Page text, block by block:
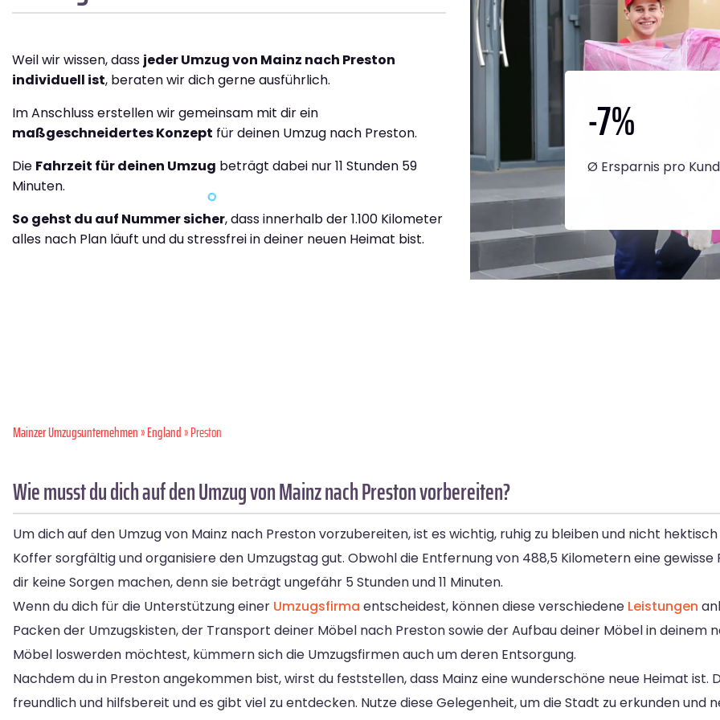
Weil wir wissen, dass jeder Umzug von Mainz nach Preston
individuell ist, beraten wir dich gerne ausführlich.
Im Anschluss erstellen wir gemeinsam mit dir ein
maßgeschneidertes Konzept für deinen Umzug nach Preston.
Die Fahrzeit für deinen Umzug beträgt dabei nur 11 Stunden 59
Minuten.
So gehst du auf Nummer sicher, dass innerhalb der 1.100 Kilometer
alles nach Plan läuft und du stressfrei in deiner neuen Heimat bist.
-7%
Ø Ersparnis pro
Mainzer Umzugsunternehmen»England» Preston
Wie musst du dich auf den Umzug von Mainz nach Preston vorbereiten?
Um dich auf den Umzug von Mainz nach Preston vorzubereiten, ist es wichtig, ruhig zu bleiben und nicht
Koffer sorgfältig und organisiere den Umzugstag gut. Obwohl die Entfernung von 488,5 Kilometern eine
dir keine Sorgen machen, denn sie beträgt ungefähr 5 Stunden und 11 Minuten.
Wenn du dich für die Unterstützung einer Umzugsfirma entscheidest, können diese verschiedene Leistungen
Packen der Umzugskisten, der Transport deiner Möbel nach Preston sowie der Aufbau deiner Möbel in deinem
Möbel loswerden möchtest, kümmern sich die Umzugsfirmen auch um deren Entsorgung.
Nachdem du in Preston angekommen bist, wirst du feststellen, dass Mainz eine wunderschöne neue Heimat ist.
freundlich und hilfsbereit und es gibt viel zu entdecken. Nutze diese Gelegenheit, um die Stadt zu erkunden und